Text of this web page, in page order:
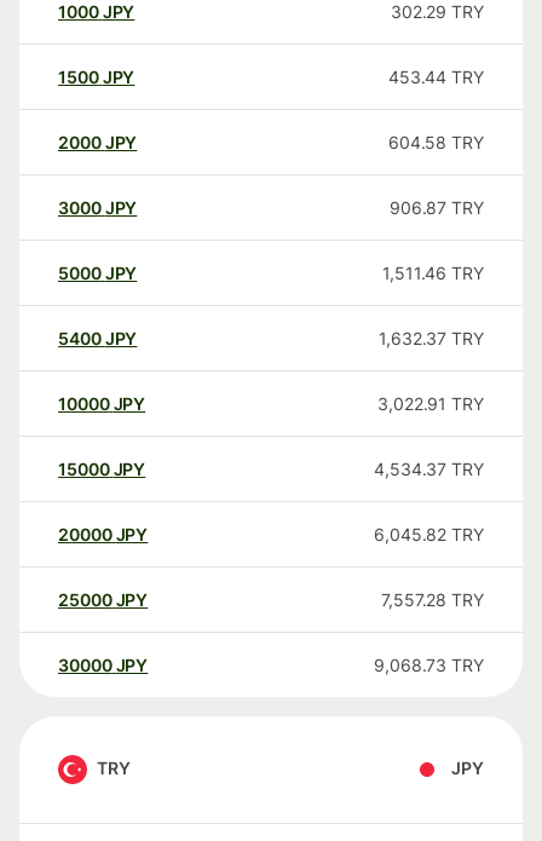
1000JPY 302.29 TRY
1500JPY 453.44 TRY
2000JPY 604.58 TRY
3000JPY 906.87 TRY
5000JPY 1,511.46 TRY
5400JPY 1,632.37 TRY
10000 JPY 3,022.91 TRY
15000 JPY 4,534.37 TRY
20000 JPY 6,045.82 TRY
25000 JPY 7,557.28 TRY
30000 JPY 9,068.73 TRY
TRY JPY